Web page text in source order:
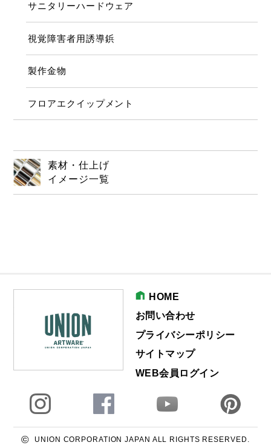
サニタリーハードウェア
視覚障害者用誘導鋲
製作金物
フロアエクイップメント
素材・仕上げ
イメージ一覧
HOME
お問い合わせ
プライバシーポリシー
サイトマップ
WEB会員ログイン
© UNION CORPORATION JAPAN ALL RIGHTS RESERVED.